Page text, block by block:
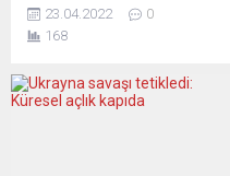
tehdit aynı zamanda
hepimize ve Avrupa’daki...
Rusya ile Ukrayna arasındaki
arabuluculuk konusunda
Başbakan Mark Rutte,
birkaç hafta önce Türkiye’ye
23.04.2022
0
168